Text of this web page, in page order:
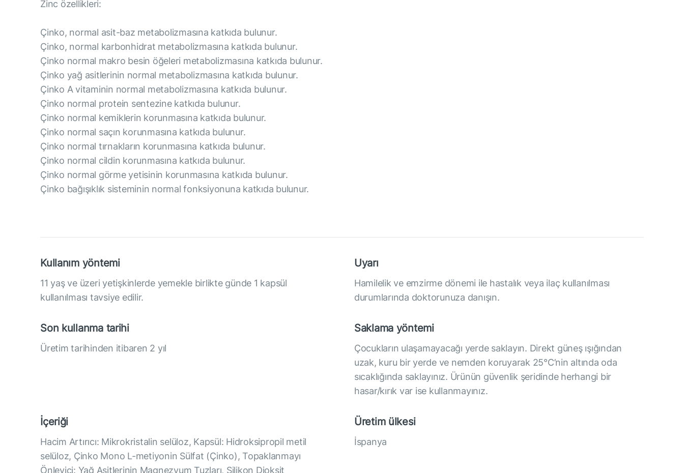
Zinc özellikleri:
Çinko, normal asit-baz metabolizmasına katkıda bulunur.
Çinko, normal karbonhidrat metabolizmasına katkıda bulunur.
Çinko normal makro besin öğeleri metabolizmasına katkıda bulunur.
Çinko yağ asitlerinin normal metabolizmasına katkıda bulunur.
Çinko A vitaminin normal metabolizmasına katkıda bulunur.
Çinko normal protein sentezine katkıda bulunur.
Çinko normal kemiklerin korunmasına katkıda bulunur.
Çinko normal saçın korunmasına katkıda bulunur.
Çinko normal tırnakların korunmasına katkıda bulunur.
Çinko normal cildin korunmasına katkıda bulunur.
Çinko normal görme yetisinin korunmasına katkıda bulunur.
Çinko bağışıklık sisteminin normal fonksiyonuna katkıda bulunur.
Kullanım yöntemi
11 yaş ve üzeri yetişkinlerde yemekle birlikte günde 1 kapsül
kullanılması tavsiye edilir.
Uyarı
Hamilelik ve emzirme dönemi ile hastalık veya ilaç kullanılması
durumlarında doktorunuza danışın.
Son kullanma tarihi
Üretim tarihinden itibaren 2 yıl
Saklama yöntemi
Çocukların ulaşamayacağı yerde saklayın. Direkt güneş ışığından
uzak, kuru bir yerde ve nemden koruyarak 25°C’nin altında oda
sıcaklığında saklayınız. Ürünün güvenlik şeridinde herhangi bir
hasar/kırık var ise kullanmayınız.
İçeriği
Hacim Artırıcı: Mikrokristalin selüloz, Kapsül: Hidroksipropil metil
selüloz, Çinko Mono L-metiyonin Sülfat (Çinko), Topaklanmayı
Önleyici: Yağ Asitlerinin Magnezyum Tuzları, Silikon Dioksit
Üretim ülkesi
İspanya